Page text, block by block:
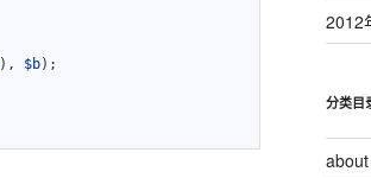
) , $b) ;
2012
分类目